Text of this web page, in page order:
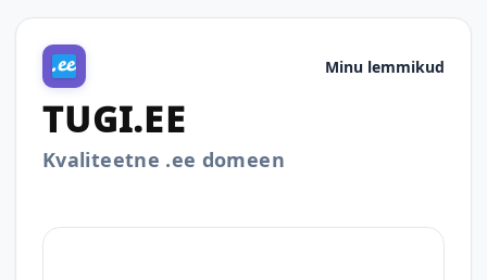
Minu lemmikud
TUGI.EE
Kvaliteetne .ee domeen